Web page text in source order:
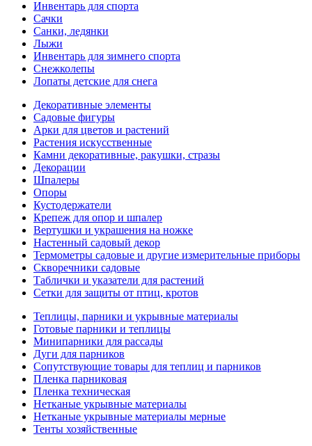
Инвентарь для спорта
Сачки
Санки, ледянки
Лыжи
Инвентарь для зимнего спорта
Снежколепы
Лопаты детские для снега
Декоративные элементы
Садовые фигуры
Арки для цветов и растений
Растения искусственные
Камни декоративные, ракушки, стразы
Декорации
Шпалеры
Опоры
Кустодержатели
Крепеж для опор и шпалер
Вертушки и украшения на ножке
Настенный садовый декор
Термометры садовые и другие измерительные приборы
Скворечники садовые
Таблички и указатели для растений
Сетки для защиты от птиц, кротов
Теплицы, парники и укрывные материалы
Готовые парники и теплицы
Минипарники для рассады
Дуги для парников
Сопутствующие товары для теплиц и парников
Пленка парниковая
Пленка техническая
Нетканые укрывные материалы
Нетканые укрывные материалы мерные
Тенты хозяйственные